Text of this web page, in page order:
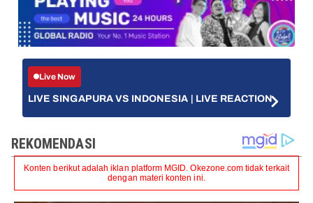
Live Now
LIVE SINGAPURA VS INDONESIA | LIVE REACTION